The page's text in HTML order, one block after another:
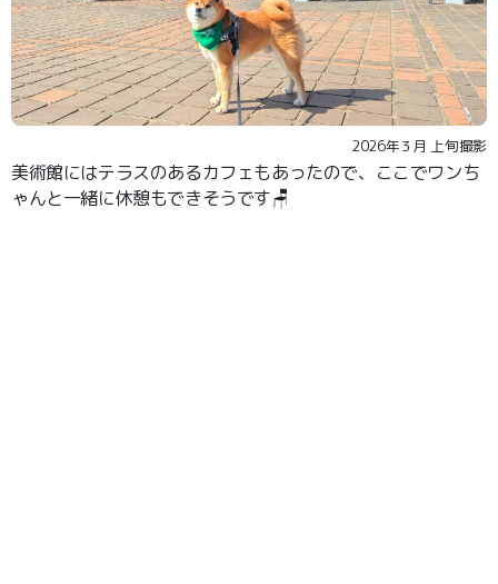
2026年３月 上旬撮影
美術館にはテラスのあるカフェもあったので、ここでワンち
ゃんと一緒に休憩もできそうです🪑